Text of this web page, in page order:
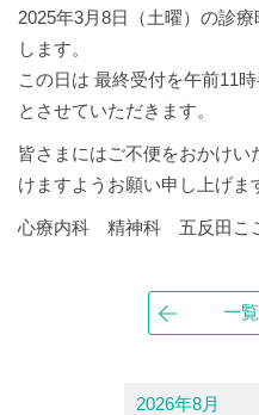
2025年3月8日（土曜）の診
します。
この日は 最終受付を午前11
とさせていただきます。
皆さまにはご不便をおかけ
けますようお願い申し上げま
心療内科 精神科 五反田こ
一
2026年8月